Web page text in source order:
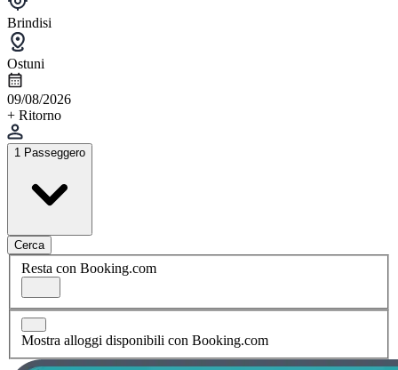
Brindisi
Ostuni
09/08/2026
+ Ritorno
1 Passeggero
Cerca
Resta con Booking.com
Mostra alloggi disponibili con Booking.com